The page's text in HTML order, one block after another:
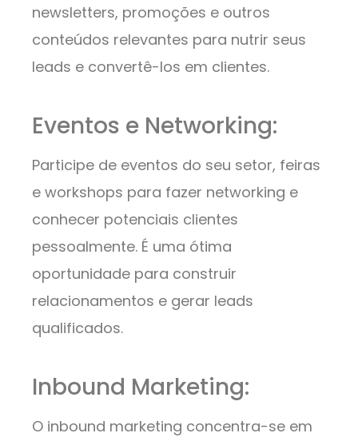
newsletters, promoções e outros
conteúdos relevantes para nutrir seus
leads e convertê-los em clientes.
Eventos e Networking:
Participe de eventos do seu setor, feiras
e workshops para fazer networking e
conhecer potenciais clientes
pessoalmente. É uma ótima
oportunidade para construir
relacionamentos e gerar leads
qualificados.
Inbound Marketing:
O inbound marketing concentra-se em